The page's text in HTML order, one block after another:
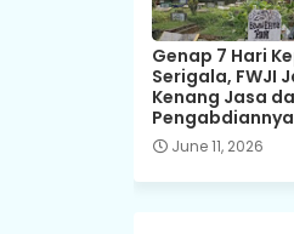
Genap 7 Hari
Serigala, FWJI
Kenang Jasa
Pengabdiannya
June 11, 2026